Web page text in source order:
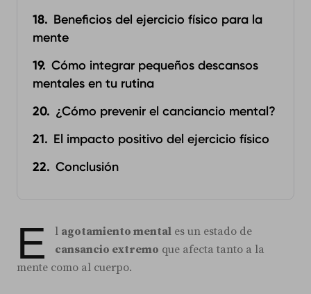
Beneficios del ejercicio físico para la
mente
Cómo integrar pequeños descansos
mentales en tu rutina
¿Cómo prevenir el canciancio mental?
El impacto positivo del ejercicio físico
Conclusión
E l agotamiento mental es un estado de
cansancio extremo que afecta tanto a la
mente como al cuerpo.